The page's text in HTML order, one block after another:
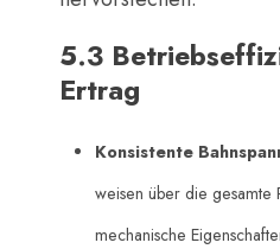
5.3
Ertrag
Konsistente
weisen über die gesamte
mechanische